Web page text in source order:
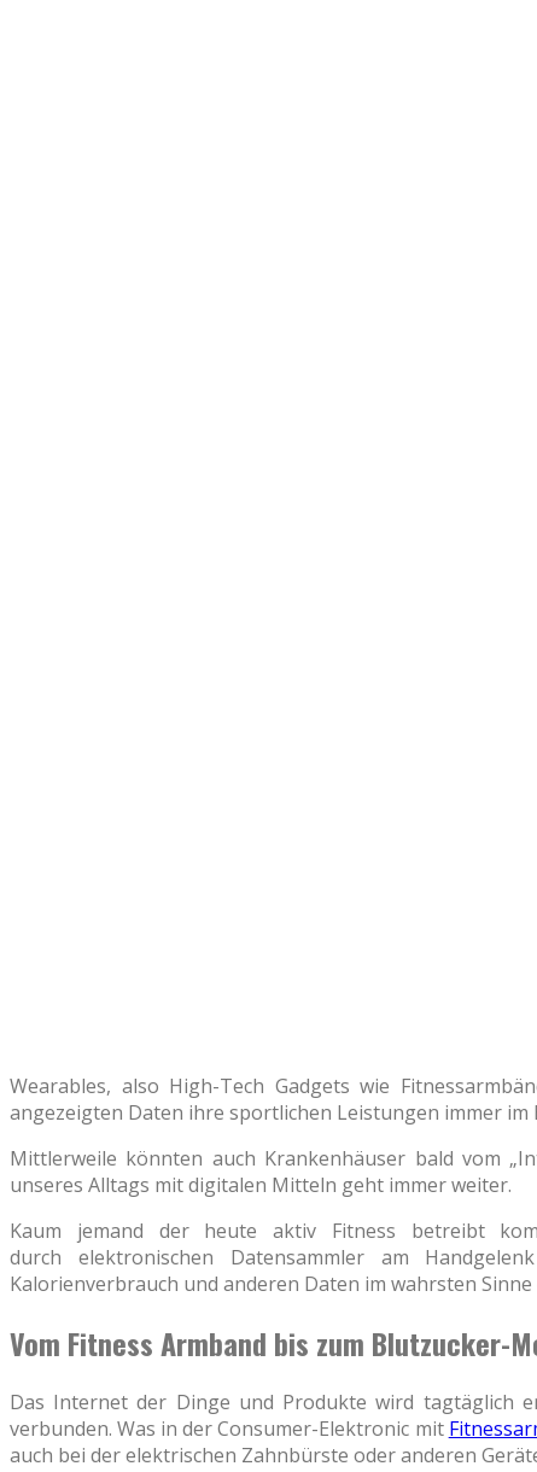
Wearables, also High-Tech Gadgets wie
angezeigten Daten ihre sportlichen Leistungen immer im
Mittlerweile könnten auch Krankenhäuser bald vom
unseres Alltags mit digitalen Mitteln geht immer weiter.
Kaum jemand der heute aktiv Fitness betreibt
durch elektronischen Datensammler am
Kalorienverbrauch und anderen Daten im wahrsten
Vom Fitness Armband bis zum Blutzucker-
Das Internet der Dinge und Produkte wird tagtäglich
verbunden. Was in der Consumer-Elektronic mit
auch bei der elektrischen Zahnbürste oder anderen